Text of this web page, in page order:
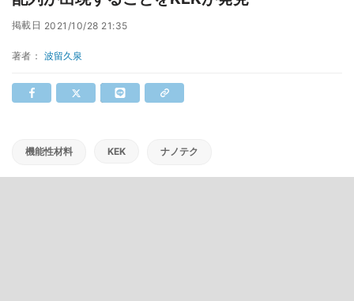
掲載日 2021/10/28 21:35
著者： 波留久泉
機能性材料 KEK ナノテク